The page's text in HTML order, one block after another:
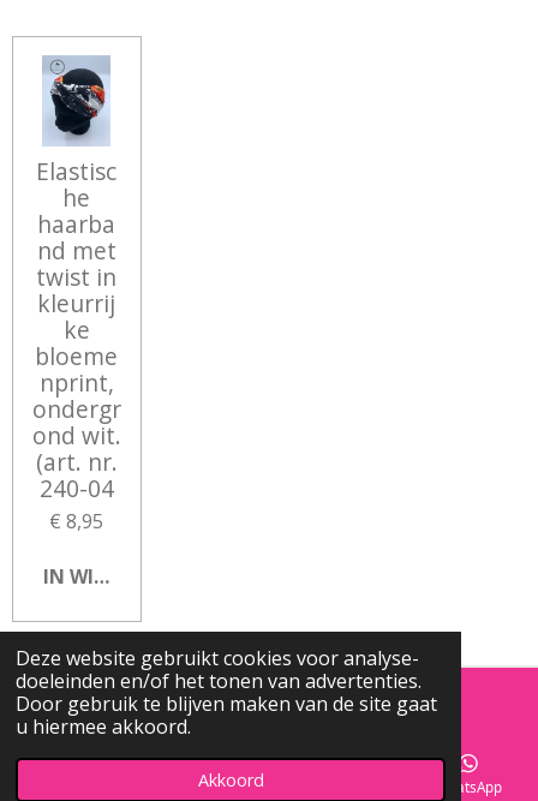
Deze website gebruikt cookies voor analyse-
doeleinden en/of het tonen van advertenties.
Door gebruik te blijven maken van de site gaat
u hiermee akkoord.
Akkoord
Elastisc
he
haarba
nd met
twist in
kleurrij
ke
bloeme
nprint,
ondergr
ond wit.
(art. nr.
240-04
€ 8,95
IN WINKELWAGEN
Telefoonnummer WhatsApp